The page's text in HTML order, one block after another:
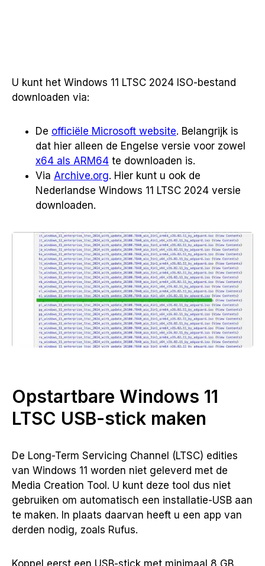
U kunt het Windows 11 LTSC 2024 ISO-bestand
downloaden via:
De officiële Microsoft website. Belangrijk is
dat hier alleen de Engelse versie voor zowel
x64 als ARM64 te downloaden is.
Via Archive.org. Hier kunt u ook de
Nederlandse Windows 11 LTSC 2024 versie
downloaden.
Opstartbare Windows 11
LTSC USB-stick maken
De Long-Term Servicing Channel (LTSC) edities
van Windows 11 worden niet geleverd met de
Media Creation Tool. U kunt deze tool dus niet
gebruiken om automatisch een installatie-USB aan
te maken. In plaats daarvan heeft u een app van
derden nodig, zoals Rufus.